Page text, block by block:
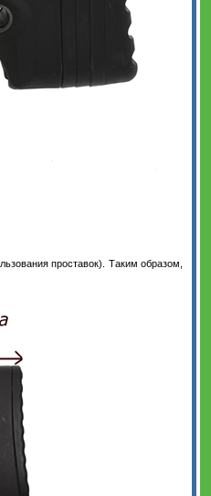
проставок). Таким образом,